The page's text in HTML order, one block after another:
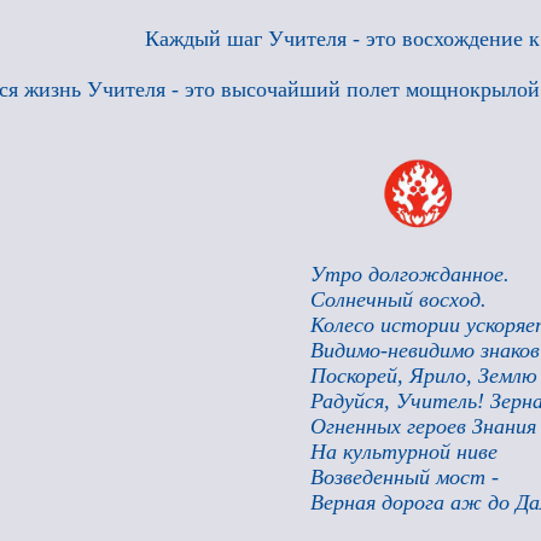
Каждый шаг Учителя - это восхождение
жизнь Учителя - это высочайший полет
Утро долгожданное.
Солнечный восход.
Колесо истории
Видимо-невидимо
Поскорей, Ярило,
Радуйся, Учитель!
Огненных героев Знания
На культурной ниве
Возведенный мост -
Верная дорога аж до